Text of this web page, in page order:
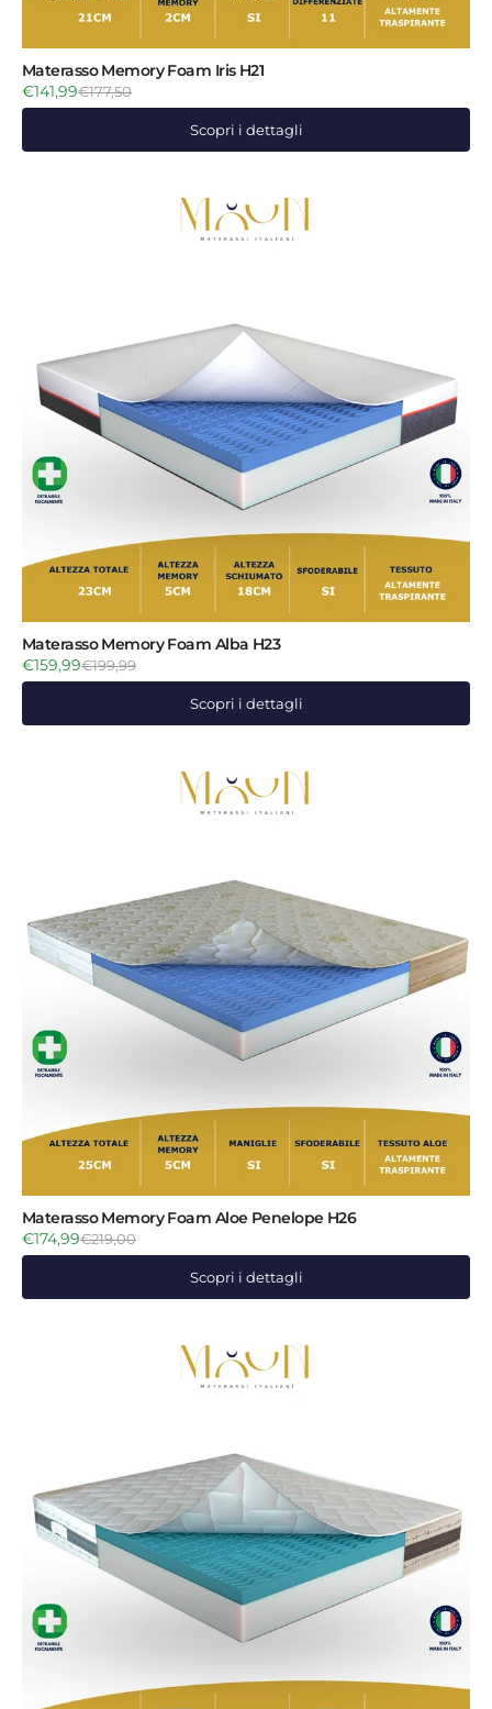
Materasso Memory Foam Iris H21
€141,99€177,50
Scopri i dettagli
Materasso Memory Foam Alba H23
€159,99€199,99
Scopri i dettagli
Materasso Memory Foam Aloe Penelope H26
€174,99€219,00
Scopri i dettagli